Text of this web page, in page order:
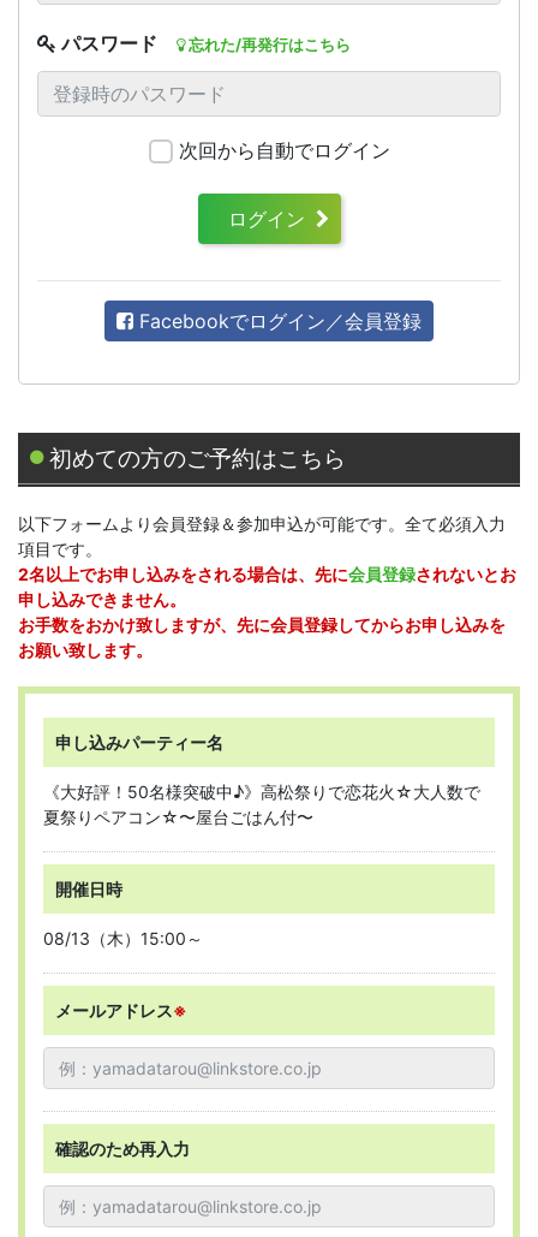
パスワード 忘れた/再発行はこちら
次回から自動でログイン
ログイン
Facebookでログイン／会員登録
初めての方のご予約はこちら
以下フォームより会員登録＆参加申込が可能です。全て必須入力
項目です。
2名以上でお申し込みをされる場合は、先に会員登録されないとお
申し込みできません。
お手数をおかけ致しますが、先に会員登録してからお申し込みを
お願い致します。
申し込みパーティー名
《大好評！50名様突破中♪》高松祭りで恋花火☆大人数で
夏祭りペアコン☆〜屋台ごはん付〜
開催日時
08/13（木）15:00～
メールアドレス※
確認のため再入力